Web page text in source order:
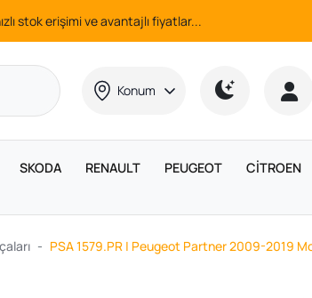
stok erişimi ve avantajlı fiyatlar...
Konum
SKODA RENAULT PEUGEOT CİTROEN
PSA 1579.PR | Peugeot Partner 2009-2019